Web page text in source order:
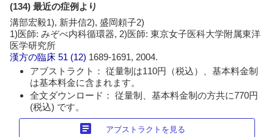
(134) 最近の症例より
溝部宏毅1), 新井信2), 盛岡頼子2)
1)医師: みぞべ内科循環器, 2)医師: 東京女子医科大学附属東洋
医学研究所
漢方の臨床 51 (12) 1689-1691, 2004.
アブストラクト： 従量制は110円（税込）、基本料金制
は基本料金に含まれます。
全文ダウンロード： 従量制、基本料金制の方共に770円
(税込) です。
article アブストラクトを見る